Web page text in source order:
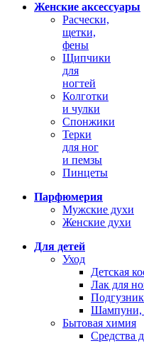
Женские аксессуары
Расчески,
щетки,
фены
Щипчики
для
ногтей
Колготки
и чулки
Спонжики
Терки
для ног
и пемзы
Пинцеты
Парфюмерия
Мужские духи
Женские духи
Для детей
Уход
Детская
Лак для
Шампуни,
Бытовая химия
Средства